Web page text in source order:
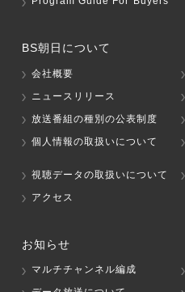
BS朝日について
会社概要
ニュースリリース
放送番組の種別の公表制度
個人情報の取扱いについて
視聴データの取扱いについて
アクセス
お知らせ
マルチチャンネル編成